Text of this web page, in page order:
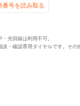
番号を読み取る
光回線は利用不可。
・確認専用ダイヤルです。その